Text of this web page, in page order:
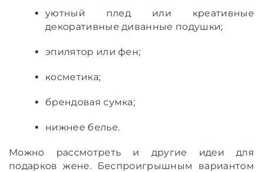
уютный плед или креативные
декоративные диванные подушки;
эпилятор или фен;
косметика;
брендовая сумка;
нижнее белье.
Можно рассмотреть и другие идеи для
подарков жене. Беспроигрышным вариантом